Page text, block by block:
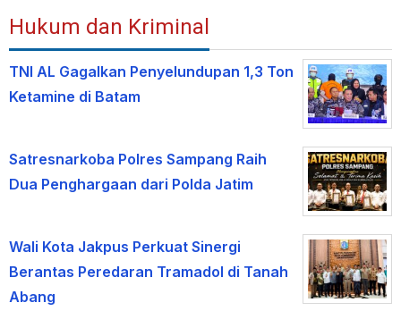
Hukum dan Kriminal
TNI AL Gagalkan Penyelundupan 1,3 Ton
Ketamine di Batam
Satresnarkoba Polres Sampang Raih
Dua Penghargaan dari Polda Jatim
Wali Kota Jakpus Perkuat Sinergi
Berantas Peredaran Tramadol di Tanah
Abang